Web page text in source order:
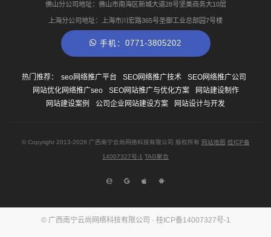
佛山分公司地址：佛山市南海区新城大道28号坚美商务大10层
上海分公司地址：上海市川宏路365号圣御工业总部园7号楼
手机：0771-3805202
热门推荐： seo网络推广平台 SEO网络推广技术
SEO网络推广公司
网站优化网络推广seo
SEO网站推广与优化方案
网站建设制作
网站建设案例
公司企业网站建设方案 网站设计与开发
© Copyright 2013-2026 广西南宁云尚网络科技有限公司 版权所有 网站地图 桂ICP备
14007327号-1 TAG聚合
© 广西南宁云尚网络科技有限公司 · 桂ICP备14007327号-1